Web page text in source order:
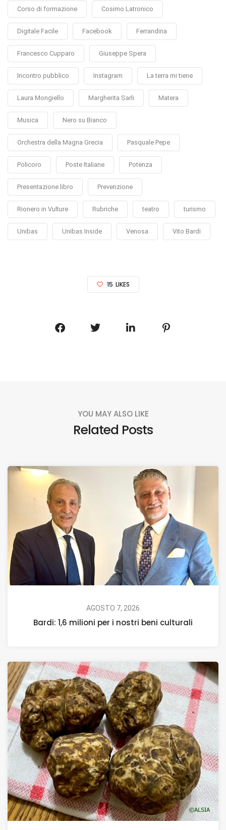
Corso di formazione Cosimo Latronico
Digitale Facile Facebook Ferrandina
Francesco Cupparo Giuseppe Spera
Incontro pubblico Instagram La terra mi tiene
Laura Mongiello Margherita Sarli Matera
Musica Nero su Bianco
Orchestra della Magna Grecia Pasquale Pepe
Policoro Poste Italiane Potenza
Presentazione libro Prevenzione
Rionero in Vulture Rubriche teatro turismo
Unibas Unibas Inside Venosa Vito Bardi
15 LIKES
YOU MAY ALSO LIKE
Related Posts
AGOSTO 7, 2026
Bardi: 1,6 milioni per i nostri beni culturali